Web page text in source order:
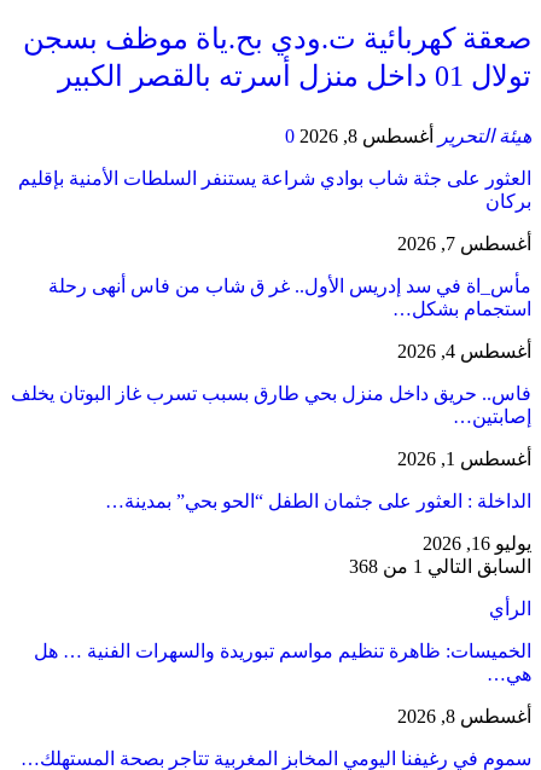
صعقة كهربائية ت.ودي بح.ياة موظف بسجن
تولال 01 داخل منزل أسرته بالقصر الكبير
هيئة التحرير أغسطس 8, 2026 0
العثور على جثة شاب بوادي شراعة يستنفر السلطات الأمنية بإقليم
بركان
أغسطس 7, 2026
مأس_اة في سد إدريس الأول.. غر ق شاب من فاس أنهى رحلة
استجمام بشكل…
أغسطس 4, 2026
فاس.. حريق داخل منزل بحي طارق بسبب تسرب غاز البوتان يخلف
إصابتين…
أغسطس 1, 2026
​الداخلة : العثور على جثمان الطفل “الحو بحي” بمدينة…
يوليو 16, 2026
السابق التالي 1 من 368
الرأي
الخميسات: ظاهرة تنظيم مواسم تبوريدة والسهرات الفنية … هل
هي…
أغسطس 8, 2026
سموم في رغيفنا اليومي المخابز المغربية تتاجر بصحة المستهلك…